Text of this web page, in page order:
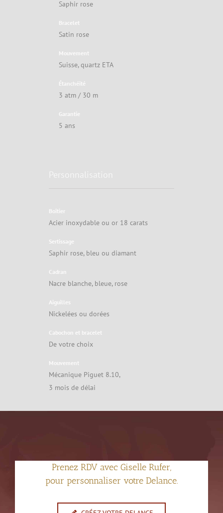
Saphir rose
Bracelet
Satin rose
Mouvement
Suisse, quartz ETA
Étanchéité
3 atm / 30 m
Garantie
5 ans
Boîtier
Acier inoxydable ou or 18 carats
Sertissage
Saphir rose, bleu ou diamant
Cadran
Nacre blanche, bleue, rose
Aiguilles
Nickelées ou dorées
Cabochon et bracelet
De votre choix
Mouvement
Mécanique Piguet 8.10,
3 mois de délai
Prenez RDV avec Giselle Rufer,
pour personnaliser votre Delance.